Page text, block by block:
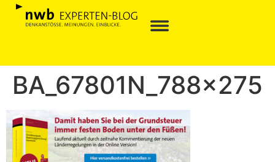
BA_67801N_788x275